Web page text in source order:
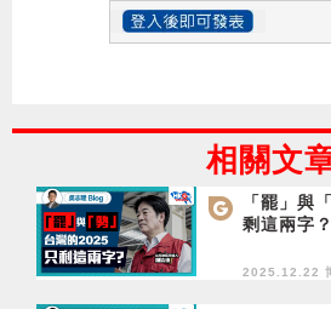
相關文
「罷」與
剩這兩字？
2025.12.22